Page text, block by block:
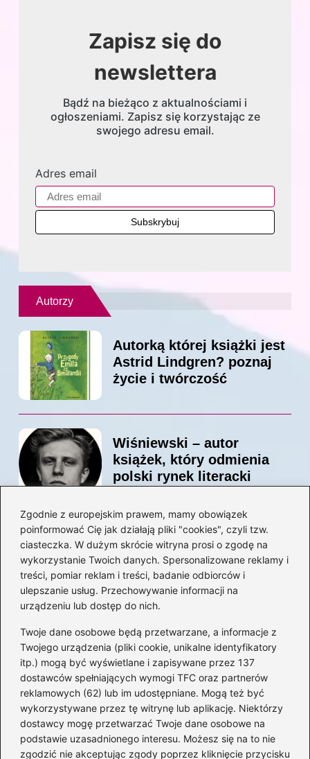
Zgodnie z europejskim prawem, mamy obowiązek
poinformować Cię jak działają pliki "cookies", czyli tzw.
ciasteczka. W dużym skrócie witryna prosi o zgodę na
wykorzystanie Twoich danych. Spersonalizowane reklamy i
treści, pomiar reklam i treści, badanie odbiorców i
ulepszanie usług. Przechowywanie informacji na
urządzeniu lub dostęp do nich.
Twoje dane osobowe będą przetwarzane, a informacje z
Twojego urządzenia (pliki cookie, unikalne identyfikatory
itp.) mogą być wyświetlane i zapisywane przez 137
dostawców spełniających wymogi TFC oraz partnerów
reklamowych (62) lub im udostępniane. Mogą też być
wykorzystywane przez tę witrynę lub aplikację. Niektórzy
dostawcy mogę przetwarzać Twoje dane osobowe na
podstawie uzasadnionego interesu. Możesz się na to nie
zgodzić nie akceptując zgody poprzez kliknięcie przycisku
Zapisz się do
newslettera
Bądź na bieżąco z aktualnościami i
ogłoszeniami. Zapisz się korzystając ze
swojego adresu email.
Adres email
Autorzy
Autorką której książki jest
Astrid Lindgren? poznaj
życie i twórczość
Wiśniewski – autor
książek, który odmienia
polski rynek literacki
Magiczne kulisy życia
autora książki o Kubusiu
Puchatku
Odkryj inne książki autora
„Jaś i Małgosia”, które
musisz przeczytać
Odkrywając magiczny
świat: jakie książki napisał